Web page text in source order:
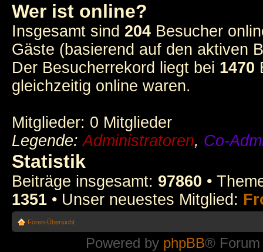
Wer ist online?
Insgesamt sind 204 Besucher
Gäste (basierend auf den aktiven
Der Besucherrekord liegt bei 1470
gleichzeitig online waren.
Mitglieder: 0 Mitglieder
Legende:Administratoren, Co-
Statistik
Beiträge insgesamt: 97860 •
1351 • Unser neuestes Mitglied:
Foren-Übersicht
Powered by phpBB®